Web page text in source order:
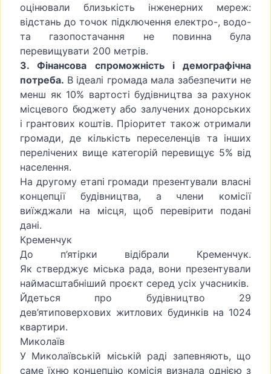
оцінювали близькість інженерних мереж:
відстань до точок підключення електро-, водо-
та газопостачання не повинна була
перевищувати 200 метрів.
3. Фінансова спроможність і демографічна
потреба. В ідеалі громада мала забезпечити не
менш як 10% вартості будівництва за рахунок
місцевого бюджету або залучених донорських
і грантових коштів. Пріоритет також отримали
громади, де кількість переселенців та інших
перелічених вище категорій перевищує 5% від
населення.
На другому етапі громади презентували власні
концепції будівництва, а члени комісії
виїжджали на місця, щоб перевірити подані
дані.
Кременчук
До п’ятірки відібрали Кременчук.
Як стверджує міська рада, вони презентували
наймасштабніший проєкт серед усіх учасників.
Йдеться про будівництво 29
дев’ятиповерхових житлових будинків на 1024
квартири.
Миколаїв
У Миколаївській міській раді запевняють, що
саме їхню концепцію комісія визнала однією з